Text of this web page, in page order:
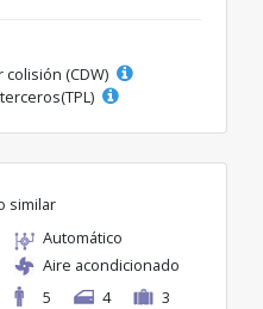
(CDW)
similar
Automático
Aire acondicionado
5
4 3